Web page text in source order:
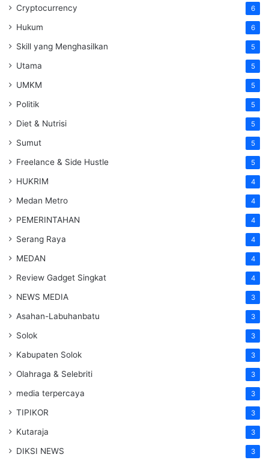
Cryptocurrency 6
Hukum 6
Skill yang Menghasilkan 5
Utama 5
UMKM 5
Politik 5
Diet & Nutrisi 5
Sumut 5
Freelance & Side Hustle 5
HUKRIM 4
Medan Metro 4
PEMERINTAHAN 4
Serang Raya 4
MEDAN 4
Review Gadget Singkat 4
NEWS MEDIA 3
Asahan-Labuhanbatu 3
Solok 3
Kabupaten Solok 3
Olahraga & Selebriti 3
media terpercaya 3
TIPIKOR 3
Kutaraja 3
DIKSI NEWS 3